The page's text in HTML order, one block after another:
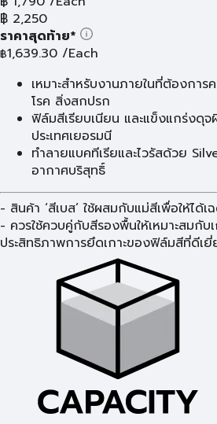
฿ 2,250
ราคาสุดท้าย*
฿1,639.30 /Each
เหมาะสำหรับงานภายในที่ต้องการ
โรค สิ่งสกปรก
ฟิล์มสีเรียบเนียน และแข็งแกร่งดุจ
ประเทศเยอรมนี
ทำลายแบคทีเรียและไวรัสด้วย
อากาศบริสุทธิ์
- สินค้า ‘สีเบส’ ใช้ผสมกับแม่สีเพื่อให้ได้
- ควรใช้ควบคู่กับสีรองพื้นให้เหมาะสมกับ
ประสิทธิภาพการยึดเกาะของฟิล์มสีที่ดีเยี่